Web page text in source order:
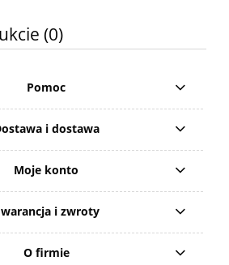
(0)
Pomoc
i dostawa
Moje konto
i zwroty
O firmie